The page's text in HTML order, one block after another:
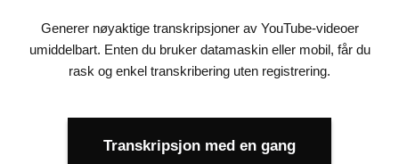
Generer nøyaktige transkripsjoner av YouTube-videoer
umiddelbart. Enten du bruker datamaskin eller mobil, får du
rask og enkel transkribering uten registrering.
Transkripsjon med en gang